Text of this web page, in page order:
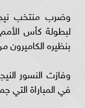
وضرب منتخب
بنظيره الكاميرون
وفازت النسور
في المباراة التي